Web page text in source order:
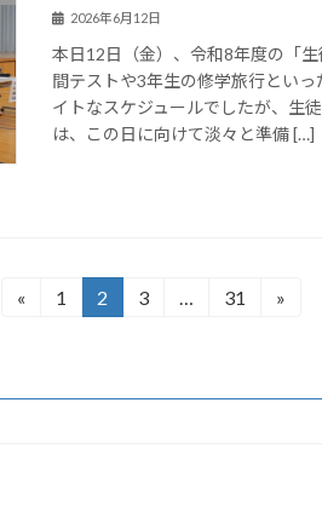
2026年6月12日
本日12日（金）、令和8年度の「
間テストや3年生の修学旅行とい
イトなスケジュールでしたが、生
は、この日に向けて淡々と準備 […]
«
固
1
固
2
固
3 …
固
31 »